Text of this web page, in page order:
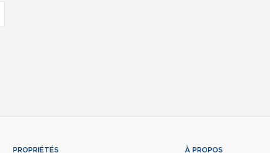
PROPRIÉTÉS À PROPOS